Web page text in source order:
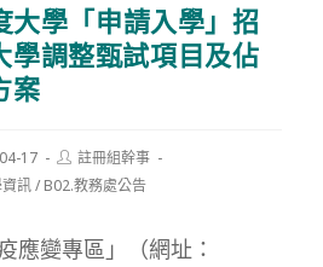
大學「申請入學」招
學調整甄試項目及佔
案
17
Post
author:
註冊組幹事
訊/ B02.教務處公告
應變專區」（網址：